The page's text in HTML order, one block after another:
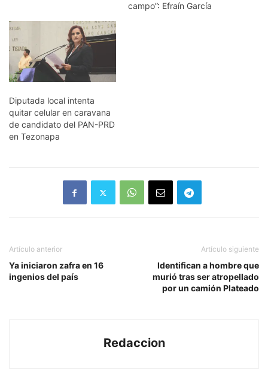
campo”: Efraín García
Diputada local intenta
quitar celular en caravana
de candidato del PAN-PRD
en Tezonapa
Artículo anterior
Ya iniciaron zafra en 16
ingenios del país
Artículo siguiente
Identifican a hombre que
murió tras ser atropellado
por un camión Plateado
Redaccion